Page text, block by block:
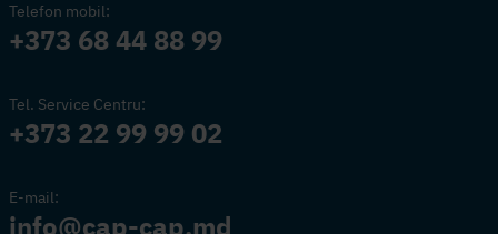
Telefon mobil:
+373 68 44 88 99
Tel. Service Centru:
+373 22 99 99 02
E-mail:
info@cap-cap.md